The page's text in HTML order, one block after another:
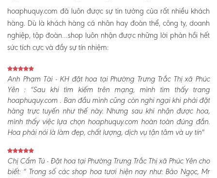
hoaphuquy.com đã luôn được sự tin tưởng của rất nhiều khách
hàng. Dù là khách hàng cá nhân hay đoàn thể, công ty, doanh
nghiệp, tập đoàn…shop luôn nhận được những lời phản hồi hết
sức tích cực và đầy sự tín nhiệm:
Anh Phạm Tài - KH đặt hoa tại Phường Trưng Trắc Thị xã Phúc
Yên :“Sau khi tìm kiếm trên mạng, mình tìm thấy trang
hoaphuquy.com . Ban đầu mình cũng còn nghi ngại khi phải đặt
hàng trực tuyến như thế này. Nhưng sau khi nhận được hoa,
mình thấy việc lựa chọn hoaphuquy.com hoàn toàn đúng đắn.
Hoa phải nói là làm đẹp, chất lượng, dịch vụ tận tâm và uy tín"
Chị Cẩm Tú - Đặt hoa tại Phường Trưng Trắc Thị xã Phúc Yên cho
biết:“ Trong số các shop hoa tươi hiện nay như: Bảo Ngọc, Mr